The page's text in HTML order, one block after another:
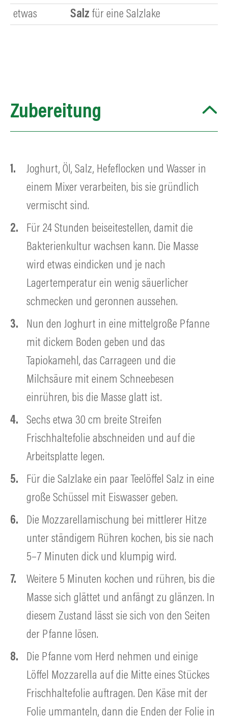
etwas
Salz für eine Salzlake
Zubereitung
Joghurt, Öl, Salz, Hefeflocken und Wasser in
einem Mixer verarbeiten, bis sie gründlich
vermischt sind.
Für 24 Stunden beiseitestellen, damit die
Bakterienkultur wachsen kann. Die Masse
wird etwas eindicken und je nach
Lagertemperatur ein wenig säuerlicher
schmecken und geronnen aussehen.
Nun den Joghurt in eine mittelgroße Pfanne
mit dickem Boden geben und das
Tapiokamehl, das Carrageen und die
Milchsäure mit einem Schneebesen
einrühren, bis die Masse glatt ist.
Sechs etwa 30 cm breite Streifen
Frischhaltefolie abschneiden und auf die
Arbeitsplatte legen.
Für die Salzlake ein paar Teelöffel Salz in eine
große Schüssel mit Eiswasser geben.
Die Mozzarellamischung bei mittlerer Hitze
unter ständigem Rühren kochen, bis sie nach
5–7 Minuten dick und klumpig wird.
Weitere 5 Minuten kochen und rühren, bis die
Masse sich glättet und anfängt zu glänzen. In
diesem Zustand lässt sie sich von den Seiten
der Pfanne lösen.
Die Pfanne vom Herd nehmen und einige
Löffel Mozzarella auf die Mitte eines Stückes
Frischhaltefolie auftragen. Den Käse mit der
Folie ummanteln, dann die Enden der Folie in